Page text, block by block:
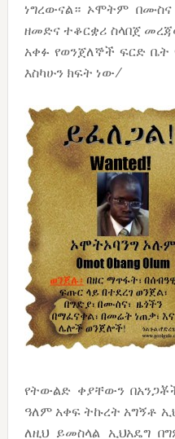
ነግረውናል። ኦሞትም
ዘመድና ተቆርቋሪ ስላበጀ
አቀፉ የወንጀለኞች ፍርድ
እስካሁን ክፍት ነው/
የትውልድ ቀያቸውን
ዓለም አቀፍ ትኩረት አግኝቶ
ለዚህ ይመስላል ኢህአዴግ